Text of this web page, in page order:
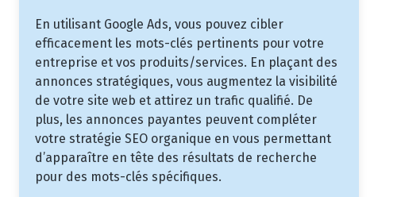
En utilisant Google Ads, vous pouvez cibler
efficacement les mots-clés pertinents pour votre
entreprise et vos produits/services. En plaçant des
annonces stratégiques, vous augmentez la visibilité
de votre site web et attirez un trafic qualifié. De
plus, les annonces payantes peuvent compléter
votre stratégie SEO organique en vous permettant
d’apparaître en tête des résultats de recherche
pour des mots-clés spécifiques.